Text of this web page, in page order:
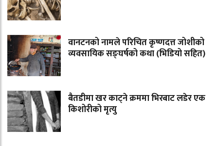
वानटनको नामले परिचित कृष्णदत्त जोशीको
व्यवसायिक सङ्घर्षको कथा (भिडियो सहित)
बैतडीमा खर काट्ने क्रममा भिरबाट लडेर एक
किशोरीको मृत्यु